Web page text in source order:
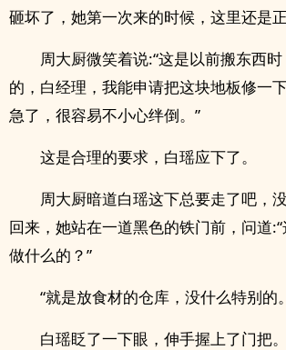
砸坏了，她第一次来的时候，这里还是正
周大厨微笑着说:“这是以前搬东西
的，白经理，我能申请把这块地板修一
急了，很容易不小心绊倒。”
这是合理的要求，白瑶应下了。
周大厨暗道白瑶这下总要走了吧，
回来，她站在一道黑色的铁门前，问道
做什么的？”
“就是放食材的仓库，没什么特别的
白瑶眨了一下眼，伸手握上了门把。